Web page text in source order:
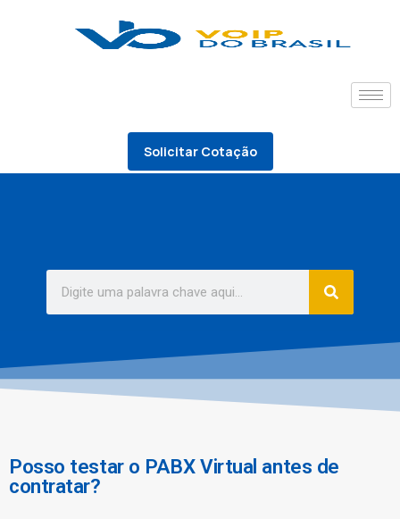
Solicitar Cotação
Posso testar o PABX Virtual antes de
contratar?